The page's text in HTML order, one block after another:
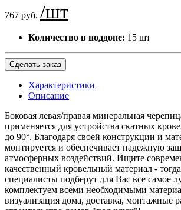
767 руб. /шт
Количество в поддоне: 15 шт
Сделать заказ
Характеристики
Описание
Боковая левая/правая минеральная
применяется для устройства скатных
до 90°. Благодаря своей конструкции и
монтируется и обеспечивает надежную
атмосферных воздействий. Ищите
качественный кровельный материал -
специалисты подберут для Вас все самое
комплектуем всеми необходимыми
визуализация дома, доставка, монтажные